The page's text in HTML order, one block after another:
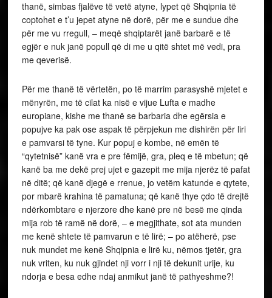
thanë, simbas fjalëve të vetë atyne, lypet që Shqipnia të
coptohet e t’u jepet atyne në dorë, për me e sundue dhe
për me vu rregull, – meqë shqiptarët janë barbarë e të
egjër e nuk janë popull që di me u qitë shtet më vedi, pra
me qeverisë.
Për me thanë të vërtetën, po të marrim parasyshë mjetet e
mënyrën, me të cilat ka nisë e vijue Lufta e madhe
europiane, kishe me thanë se barbaria dhe egërsia e
popujve ka pak ose aspak të përpjekun me dishirën për liri
e pamvarsi të tyne. Kur popuj e kombe, në emën të
“qytetnisë” kanë vra e pre fëmijë, gra, pleq e të mbetun; që
kanë ba me dekë prej ujet e gazepit me mija njerëz të pafat
në ditë; që kanë djegë e rrenue, jo vetëm katunde e qytete,
por mbarë krahina të pamatuna; që kanë thye çdo të drejtë
ndërkombtare e njerzore dhe kanë pre në besë me qinda
mija rob të ramë në dorë, – e megjithate, sot ata munden
me kenë shtete të pamvarun e të lirë; – po atëherë, pse
nuk mundet me kenë Shqipnia e lirë ku, nëmos tjetër, gra
nuk vriten, ku nuk gjindet nji vorr i nji të dekunit urije, ku
ndorja e besa edhe ndaj anmikut janë të pathyeshme?!